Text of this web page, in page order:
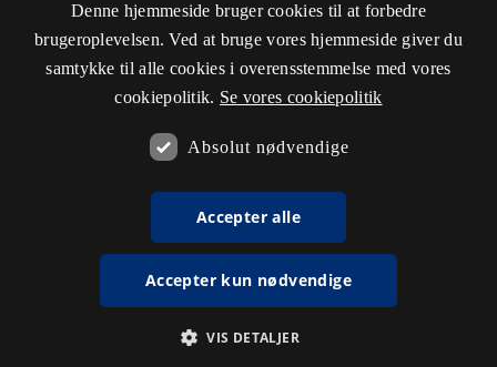
Denne hjemmeside bruger cookies til at forbedre
brugeroplevelsen. Ved at bruge vores hjemmeside giver du
samtykke til alle cookies i overensstemmelse med vores
cookiepolitik. Se vores cookiepolitik
Absolut nødvendige
Accepter alle
Accepter kun nødvendige
VIS DETALJER